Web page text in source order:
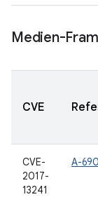
Medien-
CVE
CVE-
2017-
13241
A-